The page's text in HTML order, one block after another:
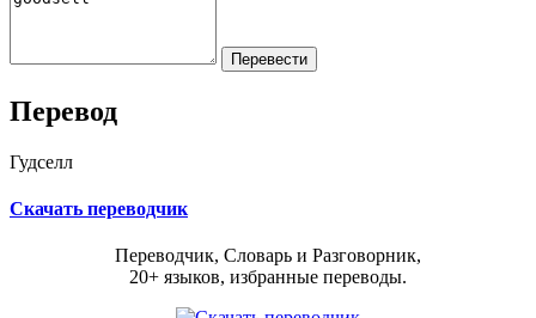
Перевод
Гудселл
Скачать переводчик
Переводчик, Словарь и Разговорник,
20+ языков, избранные переводы.